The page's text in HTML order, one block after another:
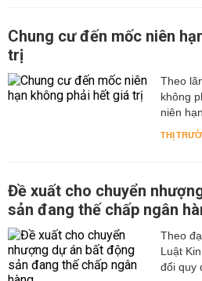
Chung cư đến mốc niên
trị
Theo
không
niên
THỊ
Đề xuất cho chuyển
sản đang thế chấp ngân
Theo
Luật
đổi quy